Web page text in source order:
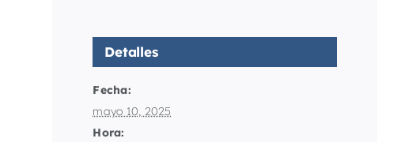
Detalles
Fecha:
mayo 10, 2025
Hora: